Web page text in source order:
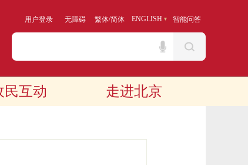
用户登录 无障碍 繁体/简体 ENGLISH 智能问答
民互动 走进北京